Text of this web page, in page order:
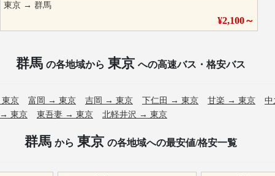
東京 →群馬
¥2,100～
群馬 の各地域から 東京 への高速バス・格安バス
東京 富岡 → 東京 吉岡 → 東京 下仁田 → 東京 甘楽 → 東京 中
→ 東京 東吾妻 → 東京 北軽井沢 → 東京
群馬 から 東京 の各地域への最安値/格安一覧